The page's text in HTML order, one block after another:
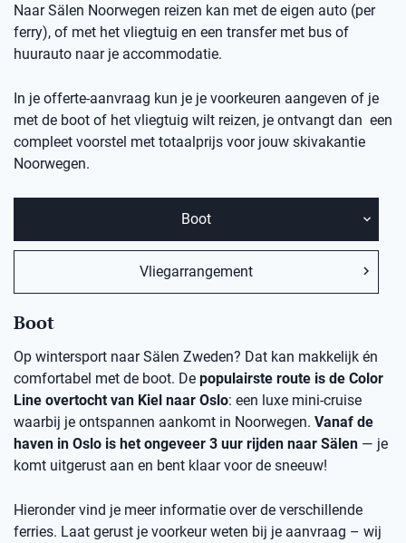
Naar Sälen Noorwegen reizen kan met de eigen auto (per
ferry), of met het vliegtuig en een transfer met bus of
huurauto naar je accommodatie.
In je offerte-aanvraag kun je je voorkeuren aangeven of je
met de boot of het vliegtuig wilt reizen, je ontvangt dan een
compleet voorstel met totaalprijs voor jouw skivakantie
Noorwegen.
Boot
Vliegarrangement
Boot
Op wintersport naar Sälen Zweden? Dat kan makkelijk én
comfortabel met de boot. De populairste route is de Color
Line overtocht van Kiel naar Oslo: een luxe mini-cruise
waarbij je ontspannen aankomt in Noorwegen. Vanaf de
haven in Oslo is het ongeveer 3 uur rijden naar Sälen — je
komt uitgerust aan en bent klaar voor de sneeuw!
Hieronder vind je meer informatie over de verschillende
ferries. Laat gerust je voorkeur weten bij je aanvraag – wij